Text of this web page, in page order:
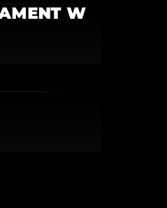
W